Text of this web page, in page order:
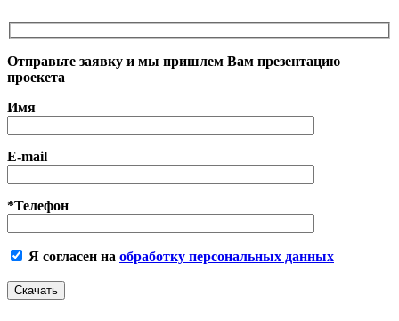
Отправьте заявку и мы пришлем Вам презентацию
проекета
Имя
E-mail
*Телефон
Я согласен на обработку персональных данных